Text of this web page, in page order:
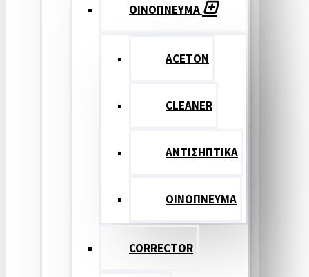
ΟΙΝΟΠΝΕΥΜΑ
ACETON
CLEANER
ΑΝΤΙΣΗΠΤΙΚΑ
ΟΙΝΟΠΝΕΥΜΑ
CORRECTOR